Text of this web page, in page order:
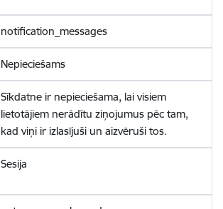
notification_messages
Nepieciešams
Sīkdatne ir nepieciešama, lai visiem
lietotājiem nerādītu ziņojumus pēc tam,
kad viņi ir izlasījuši un aizvēruši tos.
Sesija